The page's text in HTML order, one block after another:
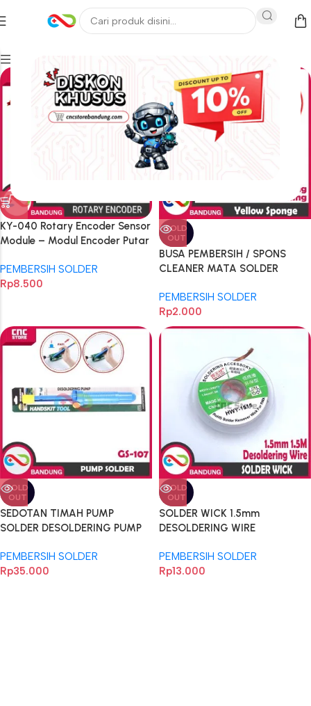
KY-040 Rotary Encoder Sensor
Module – Modul Encoder Putar
Mega 2560
PEMBERSIH SOLDER
Rp8.500
SOLD
OUT
BUSA PEMBERSIH / SPONS
CLEANER MATA SOLDER
PEMBERSIH SOLDER
Rp2.000
SOLD
OUT
SEDOTAN TIMAH PUMP
SOLDER DESOLDERING PUMP
PEMBERSIH SOLDER
Rp35.000
SOLD
OUT
SOLDER WICK 1.5mm
DESOLDERING WIRE
1.5mm 1.5M
PEMBERSIH SOLDER
Rp13.000